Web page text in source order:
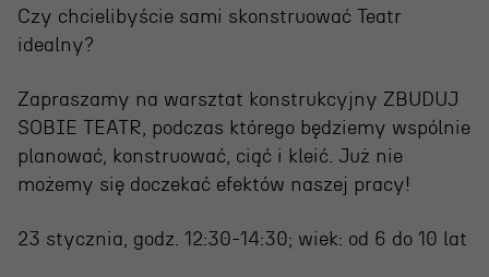
Wydarzenia
Oferta edukacyjna
Polecamy
Czy chcielibyście sami skonstruować Teatr
idealny?
Zapraszamy na warsztat konstrukcyjny ZBUDUJ
SOBIE TEATR, podczas którego będziemy wspólnie
planować, konstruować, ciąć i kleić. Już nie
możemy się doczekać efektów naszej pracy!
23 stycznia, godz. 12:30-14:30; wiek: od 6 do 10 lat